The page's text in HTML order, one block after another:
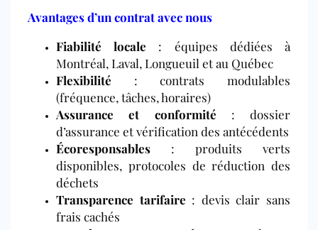
Avantages d’un contrat avec nous
Fiabilité locale : équipes dédiées à
Montréal, Laval, Longueuil et au Québec
Flexibilité : contrats modulables
(fréquence, tâches, horaires)
Assurance et conformité : dossier
d’assurance et vérification des antécédents
Écoresponsables : produits verts
disponibles, protocoles de réduction des
déchets
Transparence tarifaire : devis clair sans
frais cachés